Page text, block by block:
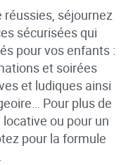
séjournez
sécurisées qui
pour vos enfants :
et soirées
et ludiques ainsi
Pour plus de
ou pour un
pour la formule